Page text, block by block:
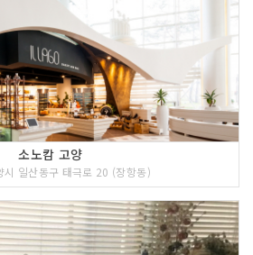
소노캄 고양
시 일산동구 태극로 20 (장항동)